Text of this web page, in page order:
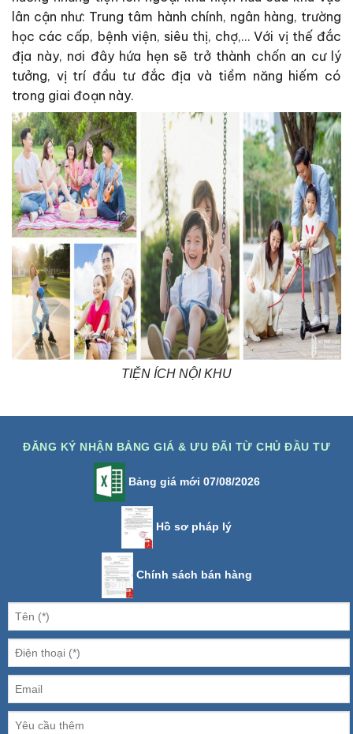
lân cận như: Trung tâm hành chính, ngân hàng, trường
học các cấp, bệnh viện, siêu thị, chợ,… Với vị thế đắc
địa này, nơi đây hứa hẹn sẽ trở thành chốn an cư lý
tưởng, vị trí đầu tư đắc địa và tiềm năng hiếm có
trong giai đoạn này.
TIỆN ÍCH NỘI KHU
ĐĂNG KÝ NHẬN BẢNG GIÁ & ƯU ĐÃI TỪ CHỦ ĐẦU TƯ
Bảng giá mới 07/08/2026
Hồ sơ pháp lý
Chính sách bán hàng